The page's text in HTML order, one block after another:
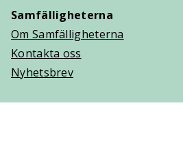
Samfälligheterna
Om Samfälligheterna
Kontakta oss
Nyhetsbrev